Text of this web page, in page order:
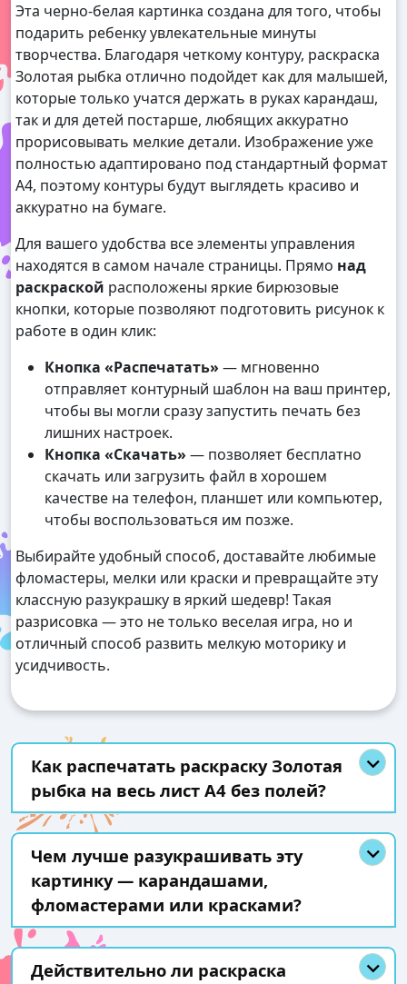
Эта черно-белая картинка создана для того, чтобы
подарить ребенку увлекательные минуты
творчества. Благодаря четкому контуру, раскраска
Золотая рыбка отлично подойдет как для малышей,
которые только учатся держать в руках карандаш,
так и для детей постарше, любящих аккуратно
прорисовывать мелкие детали. Изображение уже
полностью адаптировано под стандартный формат
А4, поэтому контуры будут выглядеть красиво и
аккуратно на бумаге.
Для вашего удобства все элементы управления
находятся в самом начале страницы. Прямо над
раскраской расположены яркие бирюзовые
кнопки, которые позволяют подготовить рисунок к
работе в один клик:
Кнопка «Распечатать» — мгновенно
отправляет контурный шаблон на ваш принтер,
чтобы вы могли сразу запустить печать без
лишних настроек.
Кнопка «Скачать» — позволяет бесплатно
скачать или загрузить файл в хорошем
качестве на телефон, планшет или компьютер,
чтобы воспользоваться им позже.
Выбирайте удобный способ, доставайте любимые
фломастеры, мелки или краски и превращайте эту
классную разукрашку в яркий шедевр! Такая
разрисовка — это не только веселая игра, но и
отличный способ развить мелкую моторику и
усидчивость.
Как распечатать раскраску Золотая
рыбка на весь лист А4 без полей?
Чем лучше разукрашивать эту
картинку — карандашами,
фломастерами или красками?
Действительно ли раскраска